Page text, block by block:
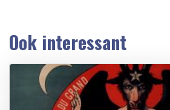
Ook interessant